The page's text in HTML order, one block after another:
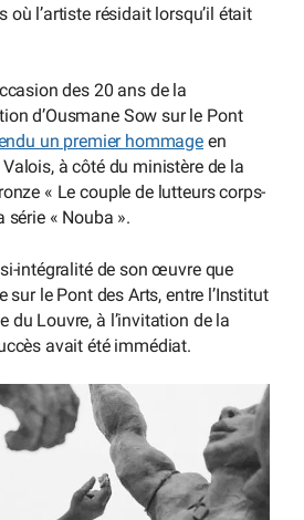
où l’artiste résidait lorsqu’il était
des 20 ans de la
d’Ousmane Sow sur le Pont
un premier hommage en
à côté du ministère de la
« Le couple de lutteurs corps-
série « Nouba ».
intégralité de son œuvre que
sur le Pont des Arts, entre l’Institut
du Louvre, à l’invitation de la
avait été immédiat.